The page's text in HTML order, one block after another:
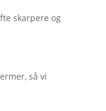
skarpere og
så vi